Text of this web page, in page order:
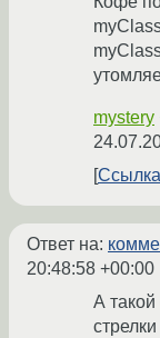
mystery
Ссылка
Ответ на:
20:48:58 +00:00
А такой